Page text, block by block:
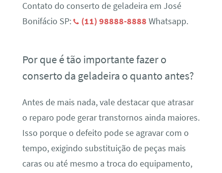
Contato do conserto de geladeira em José
Bonifácio SP:
(11) 98888-8888 Whatsapp.
Por que é tão importante fazer o
conserto da geladeira o quanto antes?
Antes de mais nada, vale destacar que atrasar
o reparo pode gerar transtornos ainda maiores.
Isso porque o defeito pode se agravar com o
tempo, exigindo substituição de peças mais
caras ou até mesmo a troca do equipamento,